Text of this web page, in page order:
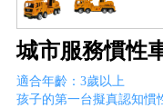
城市服務慣性
適合年齡：3歲以上
孩子的第一台擬真認知慣